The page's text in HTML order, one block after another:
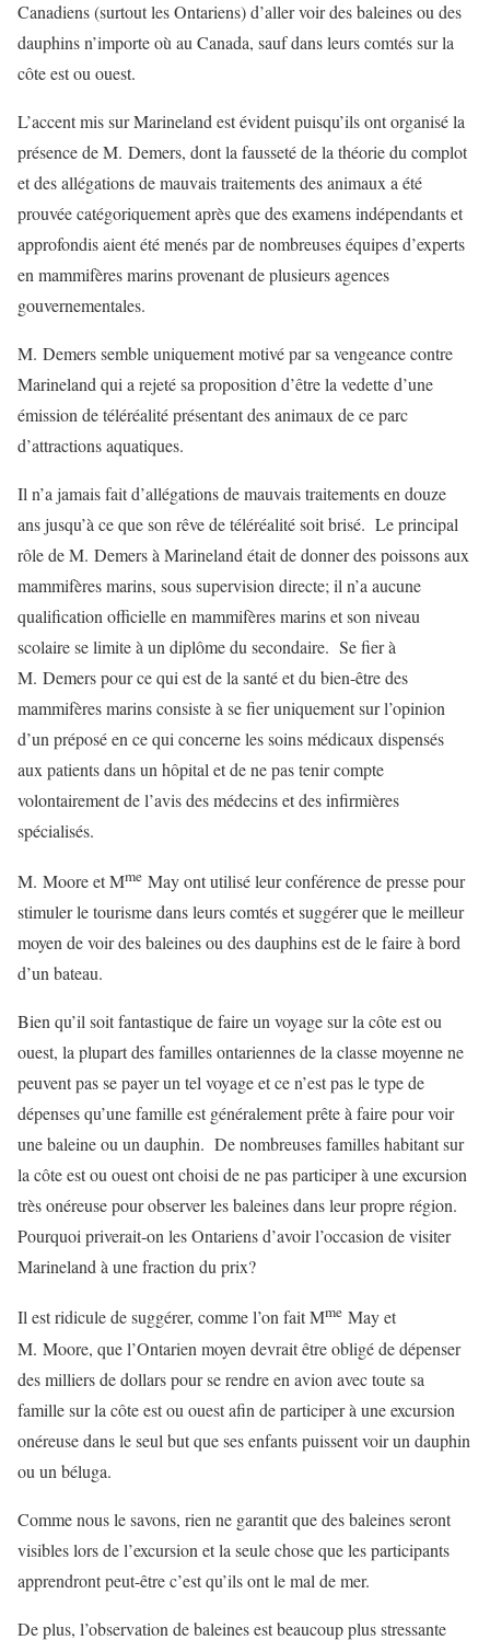
Canadiens (surtout les Ontariens) d’aller voir des baleines ou des
dauphins n’importe où au Canada, sauf dans leurs comtés sur la
côte est ou ouest.
L’accent mis sur Marineland est évident puisqu’ils ont organisé la
présence de M. Demers, dont la fausseté de la théorie du complot
et des allégations de mauvais traitements des animaux a été
prouvée catégoriquement après que des examens indépendants et
approfondis aient été menés par de nombreuses équipes d’experts
en mammifères marins provenant de plusieurs agences
gouvernementales.
M. Demers semble uniquement motivé par sa vengeance contre
Marineland qui a rejeté sa proposition d’être la vedette d’une
émission de téléréalité présentant des animaux de ce parc
d’attractions aquatiques.
Il n’a jamais fait d’allégations de mauvais traitements en douze
ans jusqu’à ce que son rêve de téléréalité soit brisé. Le principal
rôle de M. Demers à Marineland était de donner des poissons aux
mammifères marins, sous supervision directe; il n’a aucune
qualification officielle en mammifères marins et son niveau
scolaire se limite à un diplôme du secondaire. Se fier à
M. Demers pour ce qui est de la santé et du bien-être des
mammifères marins consiste à se fier uniquement sur l’opinion
d’un préposé en ce qui concerne les soins médicaux dispensés
aux patients dans un hôpital et de ne pas tenir compte
volontairement de l’avis des médecins et des infirmières
spécialisés.
M. Moore et Mme May ont utilisé leur conférence de presse pour
stimuler le tourisme dans leurs comtés et suggérer que le meilleur
moyen de voir des baleines ou des dauphins est de le faire à bord
d’un bateau.
Bien qu’il soit fantastique de faire un voyage sur la côte est ou
ouest, la plupart des familles ontariennes de la classe moyenne ne
peuvent pas se payer un tel voyage et ce n’est pas le type de
dépenses qu’une famille est généralement prête à faire pour voir
une baleine ou un dauphin. De nombreuses familles habitant sur
la côte est ou ouest ont choisi de ne pas participer à une excursion
très onéreuse pour observer les baleines dans leur propre région.
Pourquoi priverait-on les Ontariens d’avoir l’occasion de visiter
Marineland à une fraction du prix?
Il est ridicule de suggérer, comme l’on fait Mme May et
M. Moore, que l’Ontarien moyen devrait être obligé de dépenser
des milliers de dollars pour se rendre en avion avec toute sa
famille sur la côte est ou ouest afin de participer à une excursion
onéreuse dans le seul but que ses enfants puissent voir un dauphin
ou un béluga.
Comme nous le savons, rien ne garantit que des baleines seront
visibles lors de l’excursion et la seule chose que les participants
apprendront peut-être c’est qu’ils ont le mal de mer.
De plus, l’observation de baleines est beaucoup plus stressante